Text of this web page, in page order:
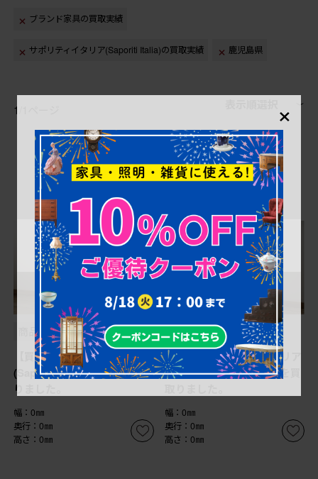
ブランド家具の買取実績
サポリティイタリア(Saporiti Italia)の買取実績 鹿児島県
1/1ページ
1
商品番号 B-065460
【買取】サポリティイタリア
(Saporiti Italia) 椅子を買取
りました。
幅：0㎜
奥行：0㎜
高さ：0㎜
商品番号 B-065459
【買取】サポリティイタリア
(Saporiti Italia) チェアを買
幅：0㎜
奥行：0㎜
高さ：0㎜
×